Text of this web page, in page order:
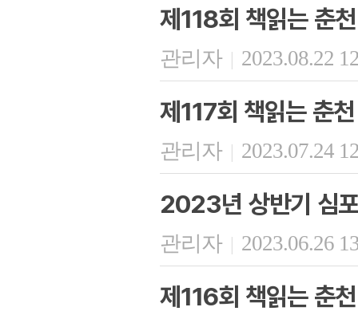
제118회 책읽는 춘천
관리자 | 2023.08.22
제117회 책읽는 춘천
관리자 | 2023.07.24
2023년 상반기 심
관리자 | 2023.06.26
제116회 책읽는 춘천